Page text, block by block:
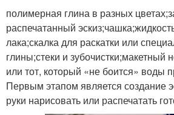
полимерная глина в разных
распечатанный
лака;скалка для раскатки или
глины;стеки и зубочистки;макетный
или тот, который «не боится» воды
Первым этапом является создание
руки нарисовать или распечатать